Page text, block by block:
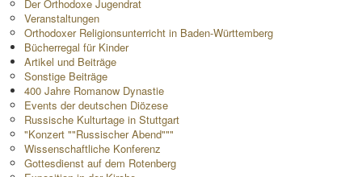
Der Orthodoxe Jugendrat
Veranstaltungen
Orthodoxer Religionsunterricht in Baden-Württemberg
Bücherregal für Kinder
Artikel und Beiträge
Sonstige Beiträge
400 Jahre Romanow Dynastie
Events der deutschen Diözese
Russische Kulturtage in Stuttgart
"Konzert ""Russischer Abend"""
Wissenschaftliche Konferenz
Gottesdienst auf dem Rotenberg